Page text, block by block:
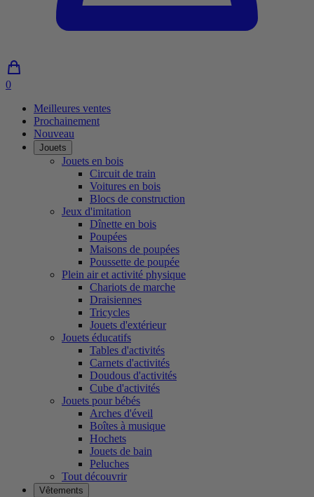
00
dans
panier
Meilleures ventes
Prochainement
Nouveau
Jouets
Jouets en bois
Circuit de train
Voitures en bois
Blocs de construction
Jeux d'imitation
Dînette en bois
Poupées
Maisons de poupées
Poussette de poupée
Plein air et activité physique
Chariots de marche
Draisiennes
Tricycles
Jouets d'extérieur
Jouets éducatifs
Tables d'activités
Carnets d'activités
Doudous d'activités
Cube d'activités
Jouets pour bébés
Arches d'éveil
Boîtes à musique
Hochets
Jouets de bain
Peluches
Tout découvrir
Vêtements